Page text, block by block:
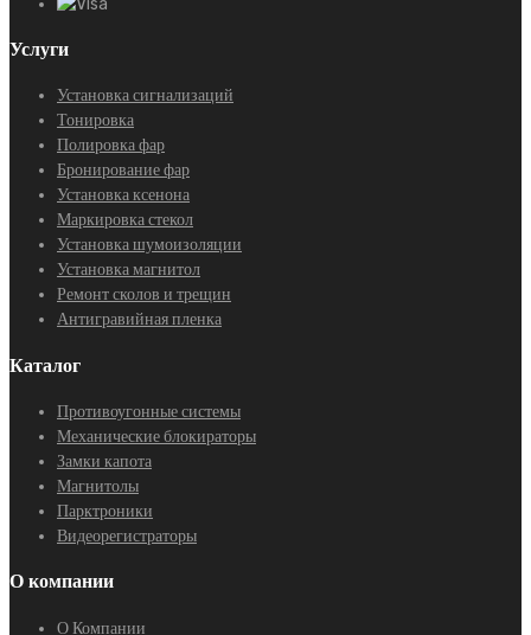
Услуги
Установка сигнализаций
Тонировка
Полировка фар
Бронирование фар
Установка ксенона
Маркировка стекол
Установка шумоизоляции
Установка магнитол
Ремонт сколов и трещин
Антигравийная пленка
Каталог
Противоугонные системы
Механические блокираторы
Замки капота
Магнитолы
Парктроники
Видеорегистраторы
О компании
О Компании